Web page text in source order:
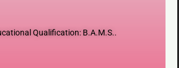
Qualification: B.A.M.S..